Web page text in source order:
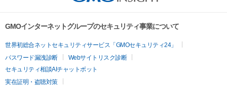
GMOインターネットグループのセキュリティ事業について
世界初総合ネットセキュリティサービス「GMOセキュリティ24」
パスワード漏洩診断
Webサイトリスク診断
セキュリティ相談AIチャットボット
実在証明・盗聴対策